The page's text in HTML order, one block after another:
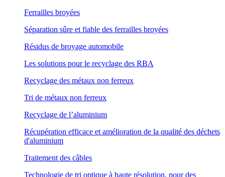
Ferrailles broyées
Séparation sûre et fiable des ferrailles broyées
Résidus de broyage automobile
Les solutions pour le recyclage des RBA
Recyclage des métaux non ferreux
Tri de métaux non ferreux
Recyclage de l’aluminium
Récupération efficace et amélioration de la qualité des déchets
d'aluminium
Traitement des câbles
Technologie de tri optique à haute résolution, pour des